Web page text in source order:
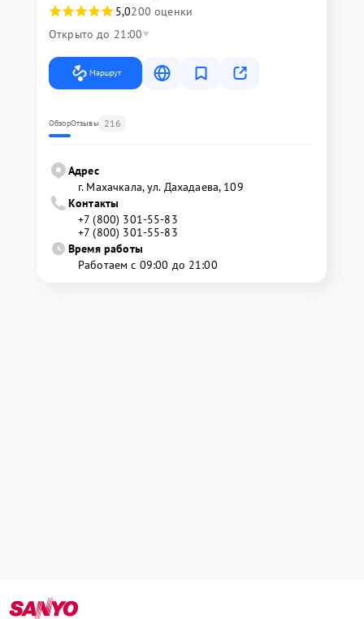
5,0200 оценки
Открыто до 21:00
Маршрут
ОбзорОтзывы 216
Адрес
г. Махачкала, ул. Дахадаева, 109
Контакты
+7 (800) 301-55-83
+7 (800) 301-55-83
Время работы
Работаем с 09:00 до 21:00